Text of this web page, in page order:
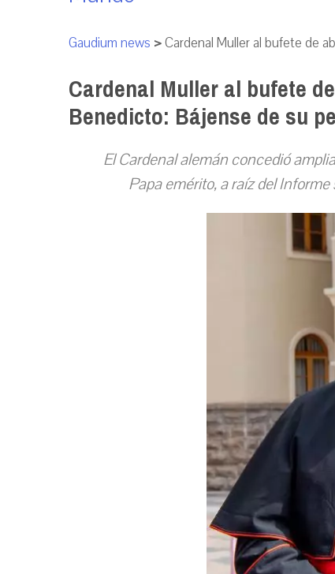
Gaudium news >Cardenal Muller al bufete de
Cardenal Muller al bufete
Benedicto: Bájense de su
El Cardenal alemán concedió
Papa emérito, a raíz del